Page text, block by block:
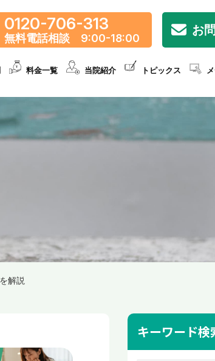
0120-706-313
無料電話相談 9:00-18:00
お
料金一覧 当院紹介 トピックス
解説
キーワード検